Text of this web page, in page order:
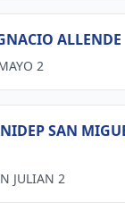
ALLENDE
2
SAN
JULIAN 2